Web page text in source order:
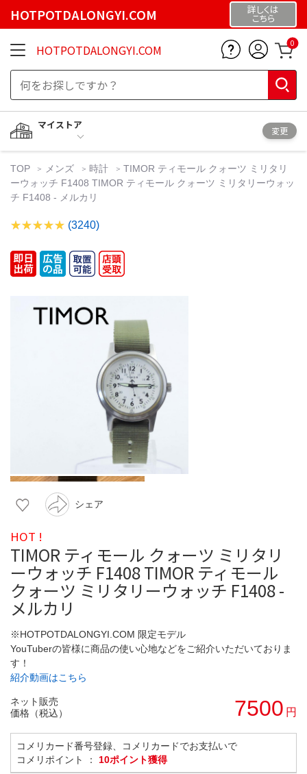
HOTPOTDALONGYI.COM 詳しくは
こちら
HOTPOTDALONGYI.COM 0
マイストア
変更
TOP メンズ 時計
TIMOR ティモール クォーツ ミリタリ
ーウォッチ F1408 TIMOR ティモール クォーツ ミリタリーウォッ
チ F1408 - メルカリ
(3240)
シェア
HOT !
TIMOR ティモール クォーツ ミリタリ
ーウォッチ F1408 TIMOR ティモール
クォーツ ミリタリーウォッチ F1408 -
メルカリ
※HOTPOTDALONGYI.COM 限定モデル
YouTuberの皆様に商品の使い心地などをご紹介いただいておりま
す！
紹介動画はこちら
ネット販売
価格（税込）
7500 円
コメリカード番号登録、コメリカードでお支払いで
コメリポイント ： 10ポイント獲得